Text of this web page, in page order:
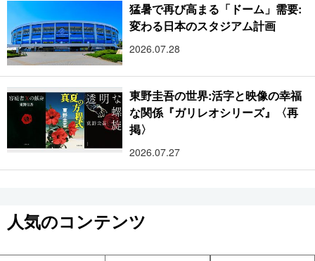
猛暑で再び高まる「ドーム」需要:
変わる日本のスタジアム計画
2026.07.28
東野圭吾の世界:活字と映像の幸福
な関係『ガリレオシリーズ』〈再
掲〉
2026.07.27
人気のコンテンツ